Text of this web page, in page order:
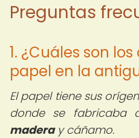
Preguntas
1. ¿Cuáles son
papel en la
El papel tiene sus
donde se fabricaba
maderay cáñamo.